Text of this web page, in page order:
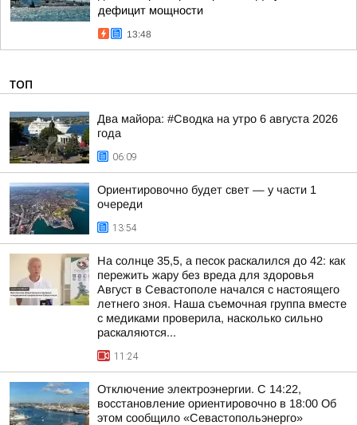
дефицит мощности
13:48
ТОП
Два майора: #Сводка на утро 6 августа 2026
года
06:09
Ориентировочно будет свет — у части 1
очереди
13:54
На солнце 35,5, а песок раскалился до 42: как
пережить жару без вреда для здоровья
Август в Севастополе начался с настоящего
летнего зноя. Наша съемочная группа вместе
с медиками проверила, насколько сильно
раскаляются...
11:24
Отключение электроэнергии. С 14:22,
восстановление ориентировочно в 18:00 Об
этом сообщило «Севастопольэнерго»